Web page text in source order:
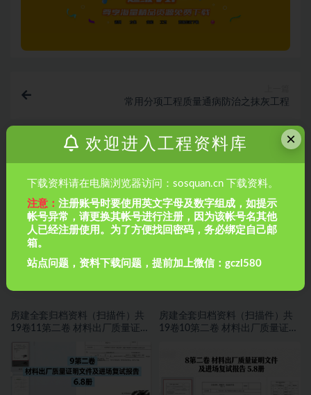
常用分项工程质量通病防治之抹灰工程
房建全套归档资料（扫描件）共
19卷11第二卷 材料出厂质量证明
房建全套归档资料（扫描件）共
19卷10第二卷 材料出厂质量证明
×
欢迎进入工程资料库
下载资料请在电脑浏览器访问：sosquan.cn 下载资料。
注意：注册账号时要使用英文字母及数字组成，如提示
帐号异常，请更换其帐号进行注册，因为该帐号名其他
人已经注册使用。为了方便找回密码，务必绑定自己邮
箱。
站点问题，资料下载问题，提前加上微信：gczl580